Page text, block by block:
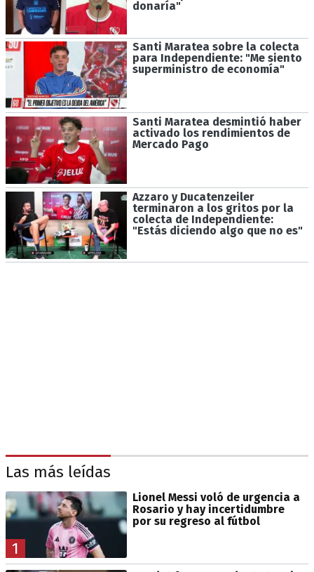
donaría"
Santi Maratea sobre la colecta
para Independiente: "Me siento
superministro de economía"
Santi Maratea desmintió haber
activado los rendimientos de
Mercado Pago
Azzaro y Ducatenzeiler
terminaron a los gritos por la
colecta de Independiente:
"Estás diciendo algo que no es"
Las más leídas
1
Lionel Messi voló de urgencia a
Rosario y hay incertidumbre
por su regreso al fútbol